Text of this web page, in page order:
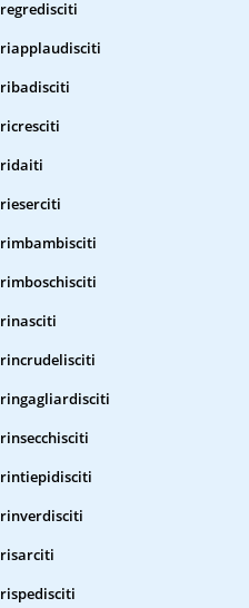
regredisciti
riapplaudisciti
ribadisciti
ricresciti
ridaiti
rieserciti
rimbambisciti
rimboschisciti
rinasciti
rincrudelisciti
ringagliardisciti
rinsecchisciti
rintiepidisciti
rinverdisciti
risarciti
rispedisciti